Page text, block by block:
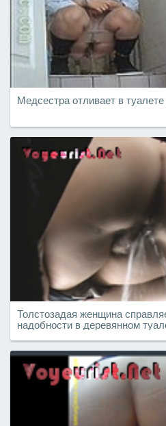
Медсестра отливает в
Толстозадая женщина
надобности в деревянном